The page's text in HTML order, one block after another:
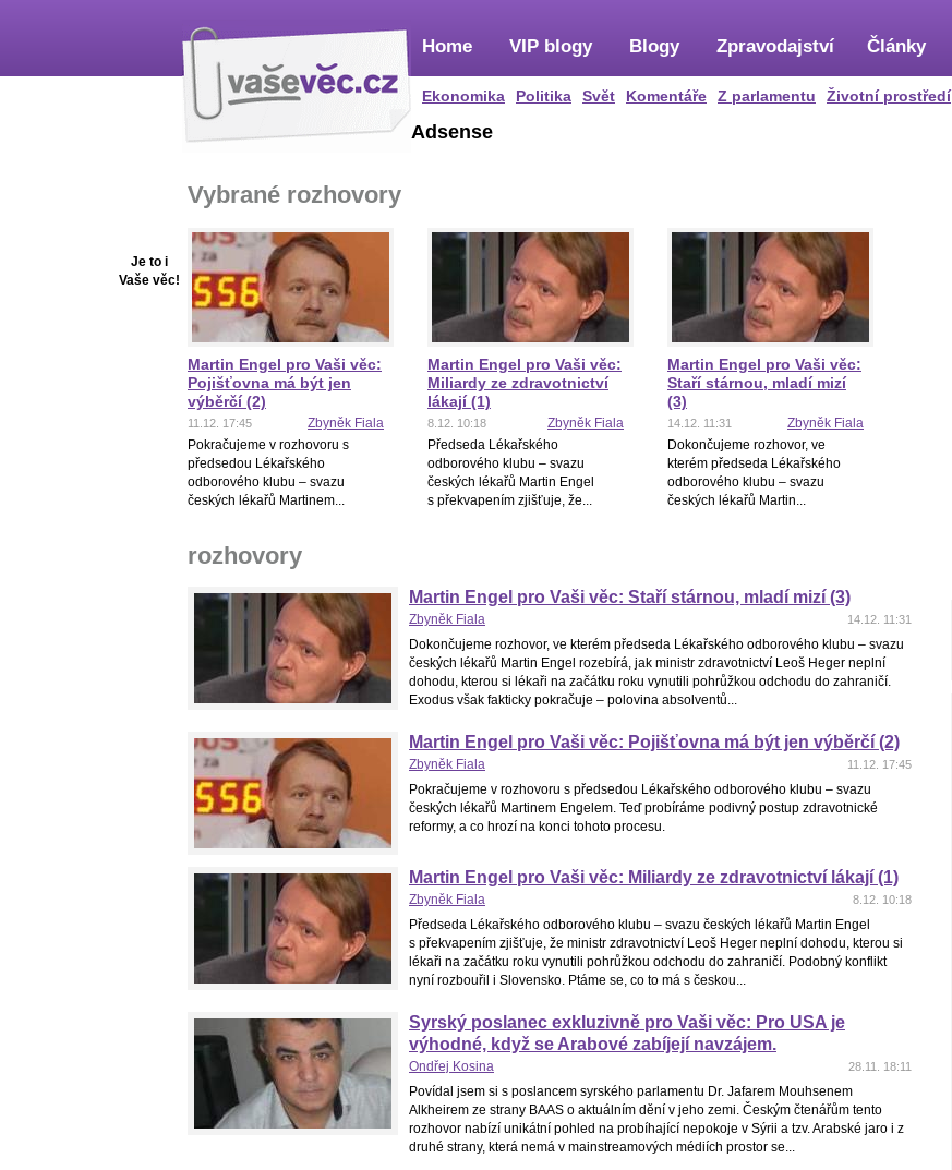
Home
Ekonomika Politika Svět Komentáře Z parlamentu Životní prostředí
VIP blogy Blogy Zpravodajství Články
Je to i
Vaše věc!
Adsense
Vybrané rozhovory
Martin Engel pro Vaši věc:
Pojišťovna má být jen
výběrčí (2)
11.12. 17:45
Zbyněk Fiala
Pokračujeme v rozhovoru s
předsedou Lékařského
odborového klubu – svazu
českých lékařů Martinem...
Martin Engel pro Vaši věc:
Miliardy ze zdravotnictví
lákají (1)
8.12. 10:18
Zbyněk Fiala
Předseda Lékařského
odborového klubu – svazu
českých lékařů Martin Engel
s překvapením zjišťuje, že...
Martin Engel pro Vaši věc:
Staří stárnou, mladí mizí
(3)
14.12. 11:31
Zbyněk Fiala
Dokončujeme rozhovor, ve
kterém předseda Lékařského
odborového klubu – svazu
českých lékařů Martin...
rozhovory
Martin Engel pro Vaši věc: Staří stárnou, mladí mizí (3)
14.12. 11:31
Zbyněk Fiala
Dokončujeme rozhovor, ve kterém předseda Lékařského odborového klubu – svazu
českých lékařů Martin Engel rozebírá, jak ministr zdravotnictví Leoš Heger neplní
dohodu, kterou si lékaři na začátku roku vynutili pohrůžkou odchodu do zahraničí.
Exodus však fakticky pokračuje – polovina absolventů...
Martin Engel pro Vaši věc: Pojišťovna má být jen výběrčí (2)
11.12. 17:45
Zbyněk Fiala
Pokračujeme v rozhovoru s předsedou Lékařského odborového klubu – svazu
českých lékařů Martinem Engelem. Teď probíráme podivný postup zdravotnické
reformy, a co hrozí na konci tohoto procesu.
Martin Engel pro Vaši věc: Miliardy ze zdravotnictví lákají (1)
8.12. 10:18
Zbyněk Fiala
Předseda Lékařského odborového klubu – svazu českých lékařů Martin Engel
s překvapením zjišťuje, že ministr zdravotnictví Leoš Heger neplní dohodu, kterou si
lékaři na začátku roku vynutili pohrůžkou odchodu do zahraničí. Podobný konflikt
nyní rozbouřil i Slovensko. Ptáme se, co to má s českou...
Syrský poslanec exkluzivně pro Vaši věc: Pro USA je
výhodné, když se Arabové zabíjejí navzájem.
28.11. 18:11
Ondřej Kosina
Povídal jsem si s poslancem syrského parlamentu Dr. Jafarem Mouhsenem
Alkheirem ze strany BAAS o aktuálním dění v jeho zemi. Českým čtenářům tento
rozhovor nabízí unikátní pohled na probíhající nepokoje v Sýrii a tzv. Arabské jaro i z
druhé strany, která nemá v mainstreamových médiích prostor se...